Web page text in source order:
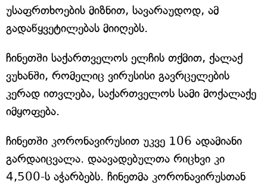
უსაფრთხოების მიზნით, სავარაუდოდ, ამ
გადაწყვეტილებას მიიღებს.
ჩინეთში საქართველოს ელჩის თქმით, ქალაქ
ვუხანში, რომელიც ვირუსისი გავრცელების
კერად ითვლება, საქართველოს სამი მოქალაქე
იმყოფება.
ჩინეთში კორონავირუსით უკვე 106 ადამიანი
გარდაიცვალა. დაავადებულთა რიცხვი კი
4,500-ს აჭარბებს. ჩინეთმა კორონავირუსთან